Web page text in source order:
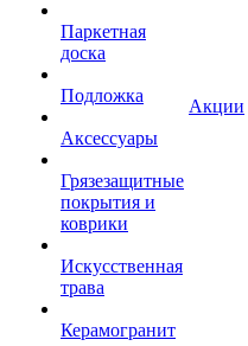
Паркетная
доска
Подложка
Аксессуары
Грязезащитные
покрытия и
коврики
Искусственная
трава
Керамогранит
Акции